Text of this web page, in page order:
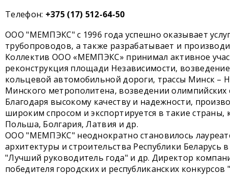
Телефон: +375 (17) 512-64-50
ООО "МЕМПЭКС" с 1996 года успешно оказывает
трубопроводов, а также разрабатывает и
Коллектив ООО «МЕМПЭКС» принимал активное
реконструкция площади Независимости,
кольцевой автомобильной дороги, трассы Минск –
Минского метрополитена, возведении олимпийских
Благодаря высокому качеству и надежности,
широким спросом и экспортируется в такие страны,
Польша, Болгария, Латвия и др.
ООО "МЕМПЭКС" неоднократно становилось
архитектуры и строительства Республики
"Лучший руководитель года" и др. Директор
победителя городских и республиканских